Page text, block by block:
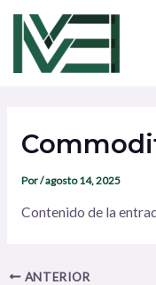
contenido
Por/agosto 14, 2025
Contenido de la
entradas
ANTERIOR